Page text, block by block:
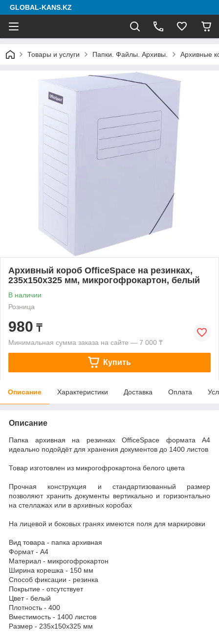
GLOBAL-KANS.KZ
Товары и услуги Папки. Файлы. Архивы. Архивные
Архивный короб OfficeSpace на резинках,
235x150x325 мм, микрогофрокартон, белый
В наличии
Розница
980 ₸
Минимальная сумма заказа на сайте — 7 000 ₸
Купить
Описание Характеристики Доставка Оплата
Описание
Папка архивная на резинках OfficeSpace формата А4
идеально подойдёт для хранения документов до 1400 листов
Товар изготовлен из микрогофрокартона белого цвета
Прочная конструкция и стандартизованный размер
позволяют хранить документы вертикально и горизонтально
на стеллажах или в архивных коробах
На лицевой и боковых гранях имеются поля для маркировки
Вид товара - папка архивная
Формат - А4
Материал - микрогофрокартон
Ширина корешка - 150 мм
Способ фиксации - резинка
Покрытие - отсутствует
Цвет - белый
Плотность - 400
Вместимость - 1400 листов
Размер - 235х150х325 мм